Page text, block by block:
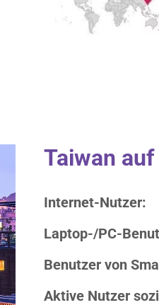
Taiwan
Internet-Nutzer:
Laptop-/PC-
Benutzer von
Aktive Nutzer